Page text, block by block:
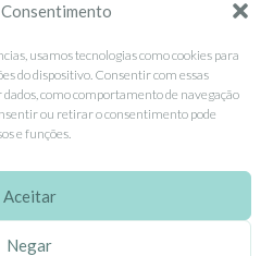
usamos tecnologias como cookies para
do dispositivo. Consentir com essas
como comportamento de navegação
ou retirar o consentimento pode
e funções.
Aceitar
Negar